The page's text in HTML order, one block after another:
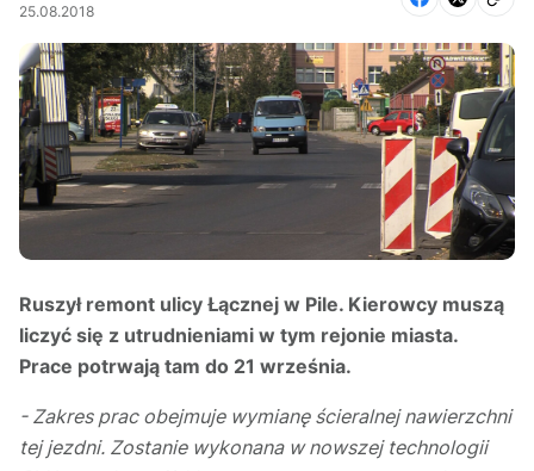
25.08.2018
Ruszył remont ulicy Łącznej w Pile. Kierowcy muszą
liczyć się z utrudnieniami w tym rejonie miasta.
Prace potrwają tam do 21 września.
- Zakres prac obejmuje wymianę ścieralnej nawierzchni
tej jezdni. Zostanie wykonana w nowszej technologii